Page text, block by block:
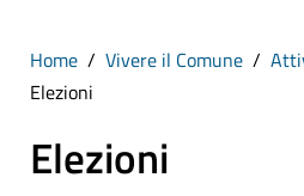
Home Vivere il Comune
Elezioni
Elezioni